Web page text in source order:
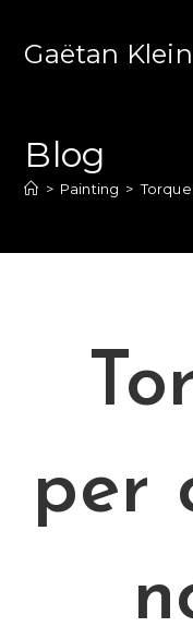
Gaëtan Klein
Blog
> Painting >
per